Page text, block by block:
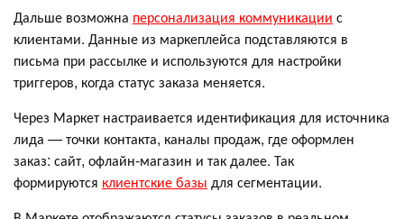
Дальше возможна персонализация коммуникации с
клиентами. Данные из маркеплейса подставляются в
письма при рассылке и используются для настройки
триггеров, когда статус заказа меняется.
Через Маркет настраивается идентификация для источника
лида — точки контакта, каналы продаж, где оформлен
заказ: сайт, офлайн-магазин и так далее. Так
формируются клиентские базы для сегментации.